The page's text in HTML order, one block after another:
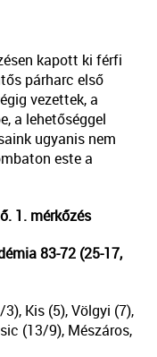
kapott ki férfi
párharc első
vezettek, a
a lehetőséggel
ugyanis nem
este a
1. mérkőzés
83-72 (25-17,
Kis (5), Völgyi (7),
(13/9), Mészáros,